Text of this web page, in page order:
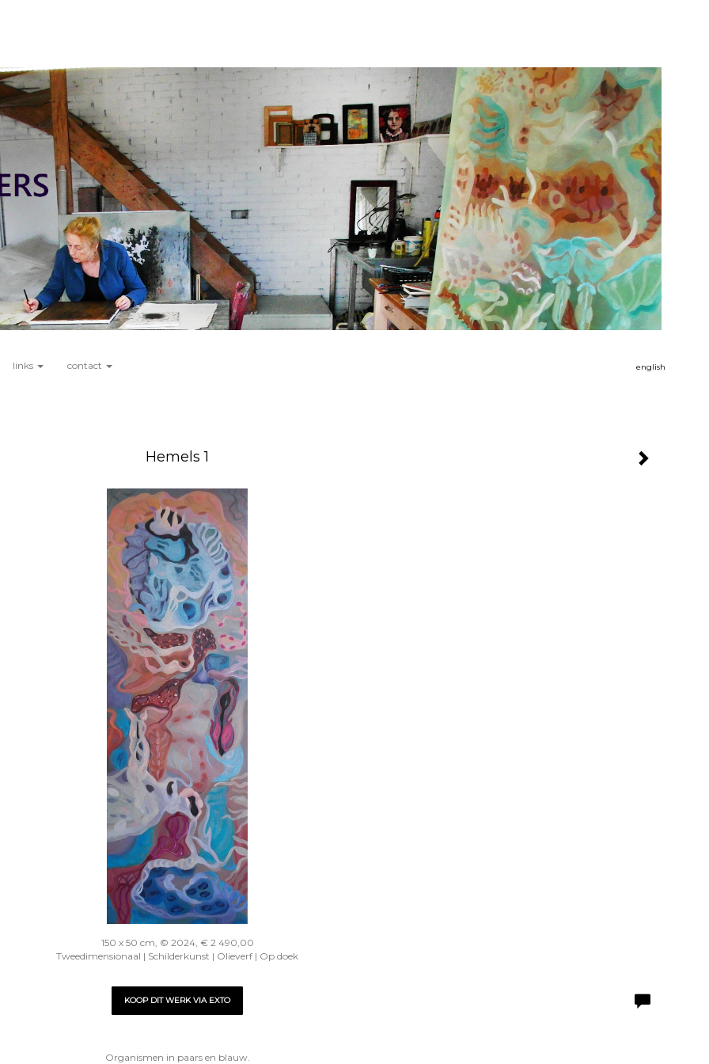
links contact english
Hemels 1
150 x 50 cm, © 2024, € 2 490,00
Tweedimensionaal | Schilderkunst | Olieverf | Op doek
KOOP DIT WERK VIA EXTO
Organismen in paars en blauw.